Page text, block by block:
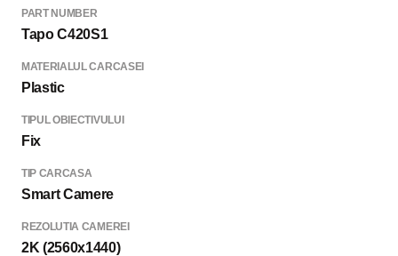
PART NUMBER
Tapo C420S1
MATERIALUL CARCASEI
Plastic
TIPUL OBIECTIVULUI
Fix
TIP CARCASA
Smart Camere
REZOLUTIA CAMEREI
2K (2560x1440)